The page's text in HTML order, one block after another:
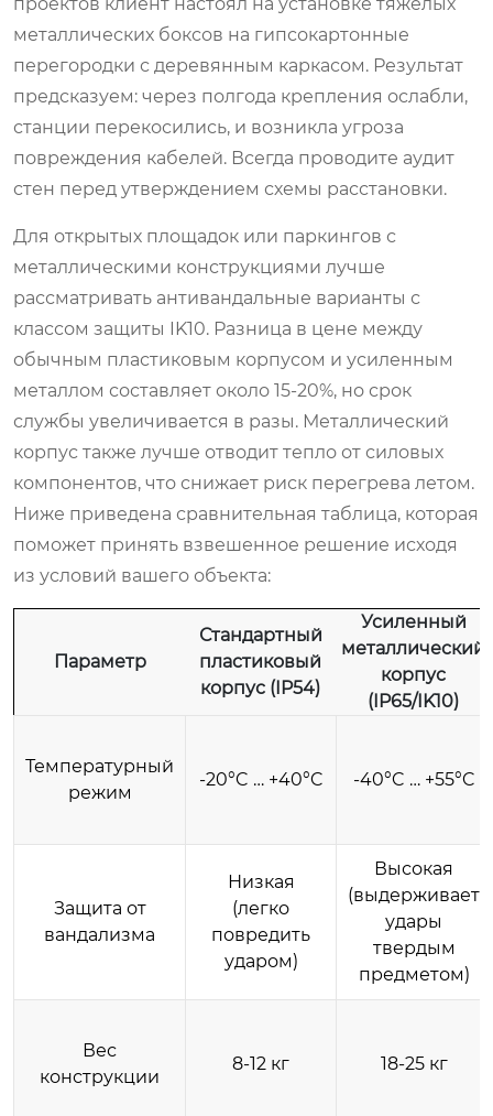
металлических боксов на гипсокартонные
перегородки с деревянным каркасом. Результат
предсказуем: через полгода крепления ослабли,
станции перекосились, и возникла угроза
повреждения кабелей. Всегда проводите аудит
стен перед утверждением схемы расстановки.
Для открытых площадок или паркингов с
металлическими конструкциями лучше
рассматривать антивандальные варианты с
классом защиты IK10. Разница в цене между
обычным пластиковым корпусом и усиленным
металлом составляет около 15-20%, но срок
службы увеличивается в разы. Металлический
корпус также лучше отводит тепло от силовых
компонентов, что снижает риск перегрева летом.
Ниже приведена сравнительная таблица, которая
поможет принять взвешенное решение исходя
из условий вашего объекта:
Параметр
Стандартный
пластиковый
корпус (IP54)
Усиленный
металлический
корпус
(IP65/IK10)
Температурный
режим
-20°C … +40°C -40°C … +55°C
Защита от
вандализма
Низкая
(легко
повредить
ударом)
Высокая
(выдерживает
удары
твердым
предметом)
Вес
конструкции
8-12 кг 18-25 кг